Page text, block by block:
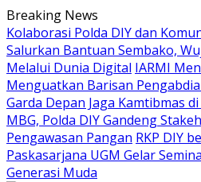
Skip
to
content
Breaking News
Kolaborasi Polda DIY dan
Salurkan Bantuan Sembako,
Melalui Dunia Digital IARMI
Menguatkan Barisan
Garda Depan Jaga Kamtibmas
MBG, Polda DIY Gandeng
Pengawasan Pangan RKP DIY
Paskasarjana UGM Gelar
Generasi Muda